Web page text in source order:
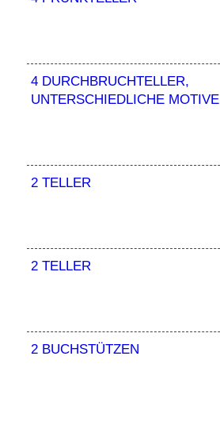
4 DURCHBRUCHTELLER,
UNTERSCHIEDLICHE MOTIVE
2 TELLER
2 TELLER
2 BUCHSTÜTZEN